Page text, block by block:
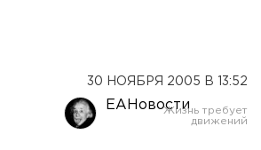
30 НОЯБРЯ 2005 В 13:52
ЕАНовости